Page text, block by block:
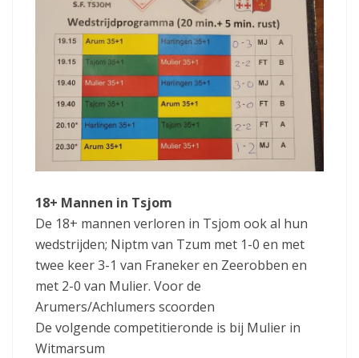
18+ Mannen in Tsjom
De 18+ mannen verloren in Tsjom ook al hun
wedstrijden; Niptm van Tzum met 1-0 en met
twee keer 3-1 van Franeker en Zeerobben en
met 2-0 van Mulier. Voor de
Arumers/Achlumers scoorden
De volgende competitieronde is bij Mulier in
Witmarsum